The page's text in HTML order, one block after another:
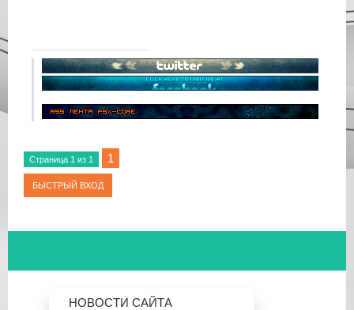
Добавлены элементы управления горячими
клавишами сброса/паузы/ускорения
Добавлены параметры более высокой
скорости процессора
Изменены действия кнопок меню
Изменен шрифт пользовательского
Изменено оформление LiveArea
Исправление ошибки: Исправлен иногда
прерывистый звук при возврате из главного
меню.
элементов управления.
Страница 1 из 1 1
НОВОСТИ САЙТА